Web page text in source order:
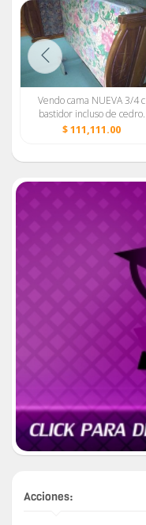
Vendo cama NUEVA 3/4 c
bastidor incluso de cedro.
Desarmable. C colchon
$ 111,111.00
Acciones: